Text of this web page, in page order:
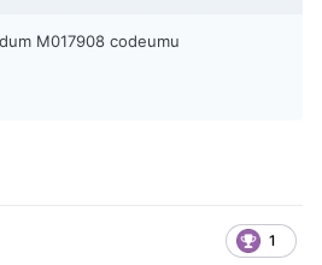
M017908 codeumu
1